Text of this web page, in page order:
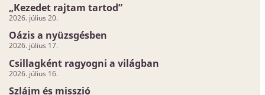
„Kezedet rajtam tartod”
2026. július 20.
Oázis a nyüzsgésben
2026. július 17.
Csillagként ragyogni a világban
2026. július 16.
Szlájm és misszió